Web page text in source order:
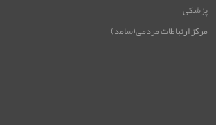
پزشکی
مرکز ارتباطات مردمی(سامد)